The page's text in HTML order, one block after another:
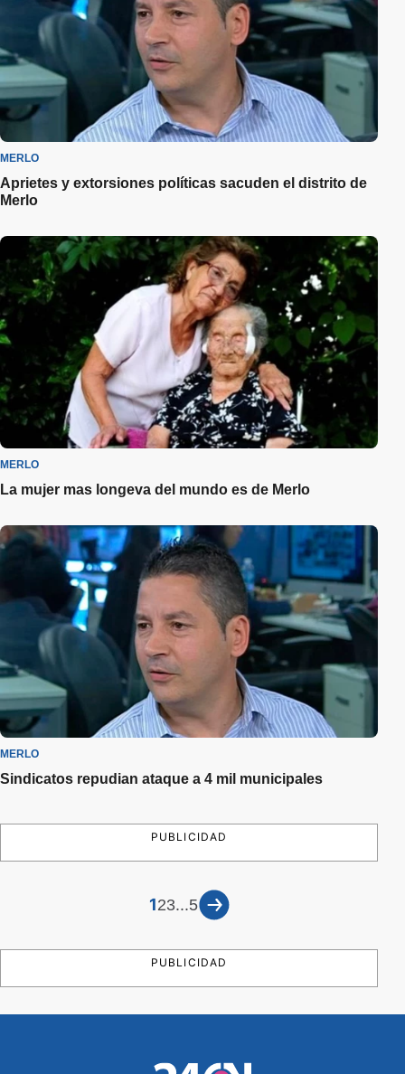
MERLO
Aprietes y extorsiones políticas sacuden el distrito de
Merlo
MERLO
La mujer mas longeva del mundo es de Merlo
MERLO
Sindicatos repudian ataque a 4 mil municipales
PUBLICIDAD
123...5
PUBLICIDAD